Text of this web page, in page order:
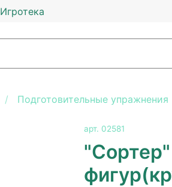
Игротека
Подготовительные упражнения
арт. 02581